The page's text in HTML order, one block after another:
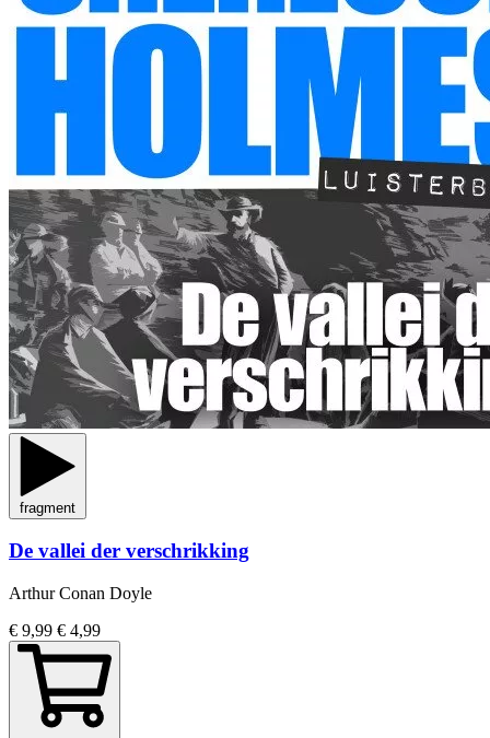
fragment
De vallei der verschrikking
Arthur Conan Doyle
€ 9,99 € 4,99